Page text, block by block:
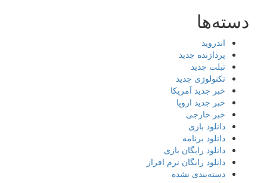
دسته‌ها
اندروید
پردازنده جدید
تبلت جدید
تکنولوژی جدید
خبر جدید آمریکا
خبر جدید اروپا
خبر خارجی
دانلود بازی
دانلود برنامه
دانلود رایگان بازی
دانلود رایگان نرم افراز
دسته‌بندی نشده